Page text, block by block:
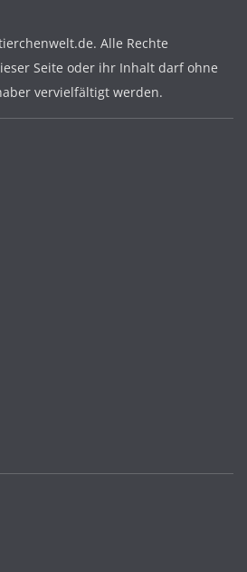
Alle Rechte
Seite oder ihr Inhalt darf ohne
vervielfältigt werden.